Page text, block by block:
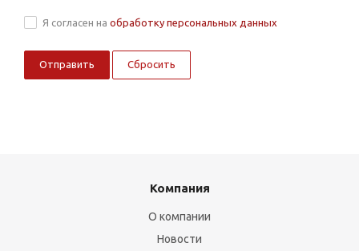
Я согласен на обработку персональных данных
Сбросить
Компания
О компании
Новости